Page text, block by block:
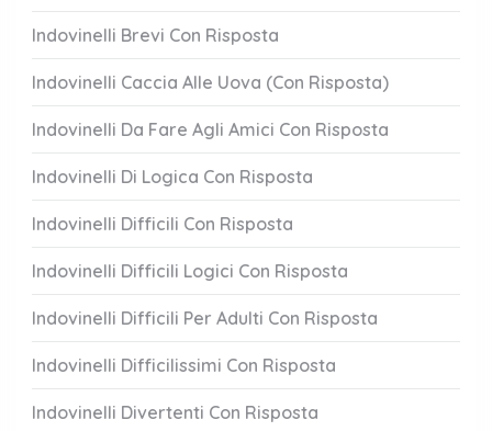
Indovinelli Brevi Con Risposta
Indovinelli Caccia Alle Uova (Con Risposta)
Indovinelli Da Fare Agli Amici Con Risposta
Indovinelli Di Logica Con Risposta
Indovinelli Difficili Con Risposta
Indovinelli Difficili Logici Con Risposta
Indovinelli Difficili Per Adulti Con Risposta
Indovinelli Difficilissimi Con Risposta
Indovinelli Divertenti Con Risposta